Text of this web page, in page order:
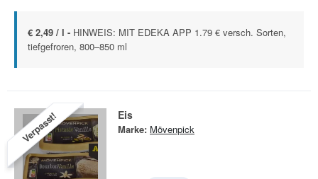
€ 2,49 / l - HINWEIS: MIT EDEKA APP 1.79 € versch. Sorten,
tiefgefroren, 800–850 ml
Verpasst! Eis
Marke: Mövenpick